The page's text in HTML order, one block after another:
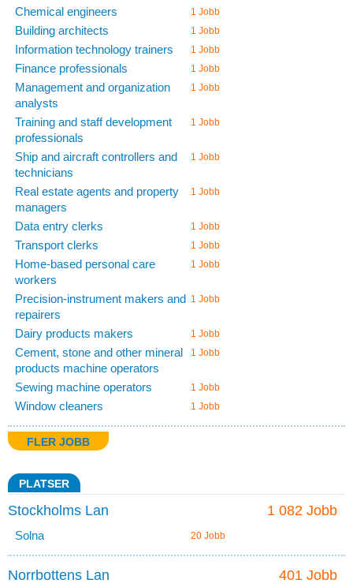
Chemical engineers 1 Jobb
Building architects 1 Jobb
Information technology trainers 1 Jobb
Finance professionals 1 Jobb
Management and organization
analysts
1 Jobb
Training and staff development
professionals
1 Jobb
Ship and aircraft controllers and
technicians
1 Jobb
Real estate agents and property
managers
1 Jobb
Data entry clerks 1 Jobb
Transport clerks 1 Jobb
Home-based personal care
workers
1 Jobb
Precision-instrument makers and
repairers
1 Jobb
Dairy products makers 1 Jobb
Cement, stone and other mineral
products machine operators
1 Jobb
Sewing machine operators 1 Jobb
Window cleaners 1 Jobb
FLER JOBB
PLATSER
1 082 Jobb
Stockholms Lan
Solna 20 Jobb
401 Jobb
Norrbottens Lan